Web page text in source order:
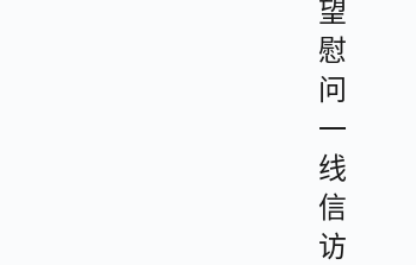
望
慰
问
一
线
信
访